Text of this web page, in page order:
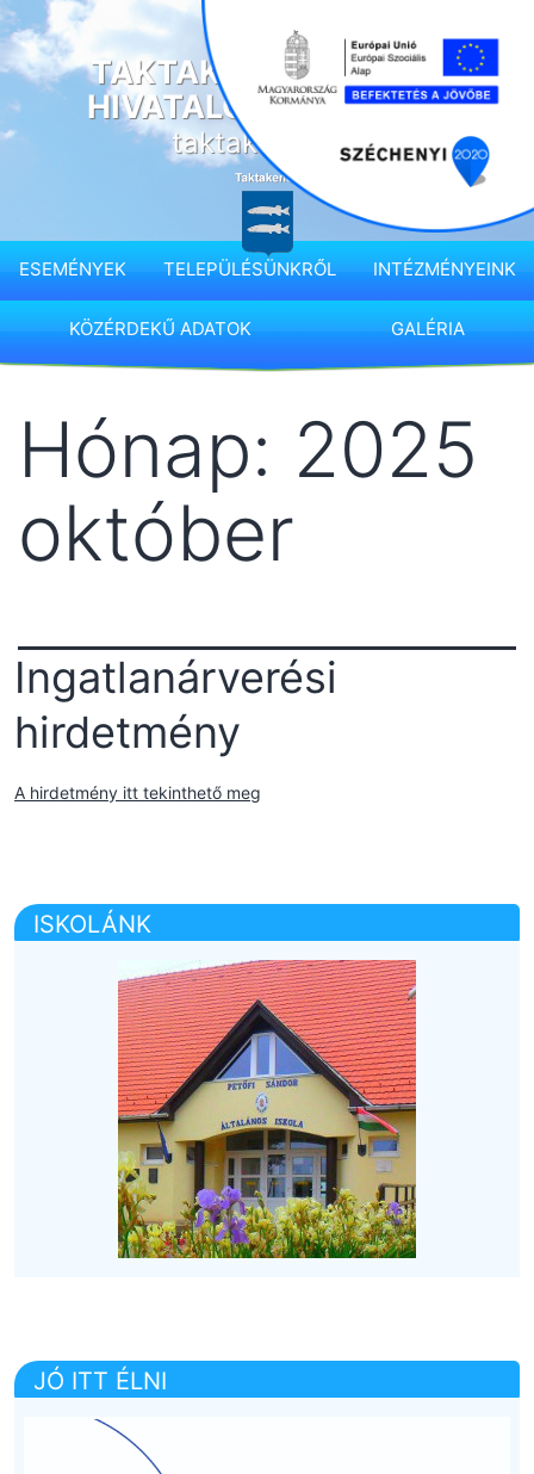
Ugrás
a
tartalomhozTAKTAKENÉZ KÖZSÉG
HIVATALOS HONLAPJA
taktakenez.hu
ESEMÉNYEK TELEPÜLÉSÜNKRŐL INTÉZMÉNYEINK
KÖZÉRDEKŰ ADATOK GALÉRIA
Hónap: 2025
október
Ingatlanárverési
hirdetmény
A hirdetmény itt tekinthető meg
ISKOLÁNK
JÓ ITT ÉLNI